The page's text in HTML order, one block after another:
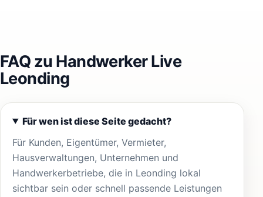
FAQ zu Handwerker Live
Leonding
Für wen ist diese Seite gedacht?
Für Kunden, Eigentümer, Vermieter,
Hausverwaltungen, Unternehmen und
Handwerkerbetriebe, die in Leonding lokal
sichtbar sein oder schnell passende Leistungen